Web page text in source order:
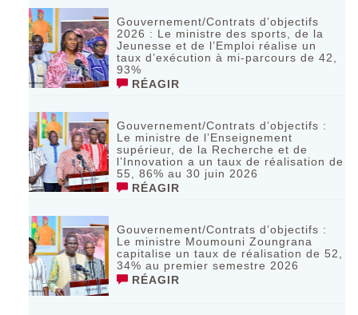
Gouvernement/Contrats d’objectifs
2026 : Le ministre des sports, de la
Jeunesse et de l’Emploi réalise un
taux d’exécution à mi-parcours de 42,
93%
RÉAGIR
Gouvernement/Contrats d’objectifs :
Le ministre de l’Enseignement
supérieur, de la Recherche et de
l’Innovation a un taux de réalisation de
55, 86% au 30 juin 2026
RÉAGIR
Gouvernement/Contrats d’objectifs :
Le ministre Moumouni Zoungrana
capitalise un taux de réalisation de 52,
34% au premier semestre 2026
RÉAGIR